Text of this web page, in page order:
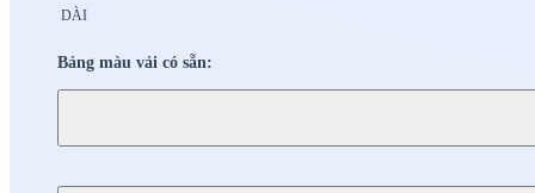
DÀI
Bảng màu vải có sẵn: